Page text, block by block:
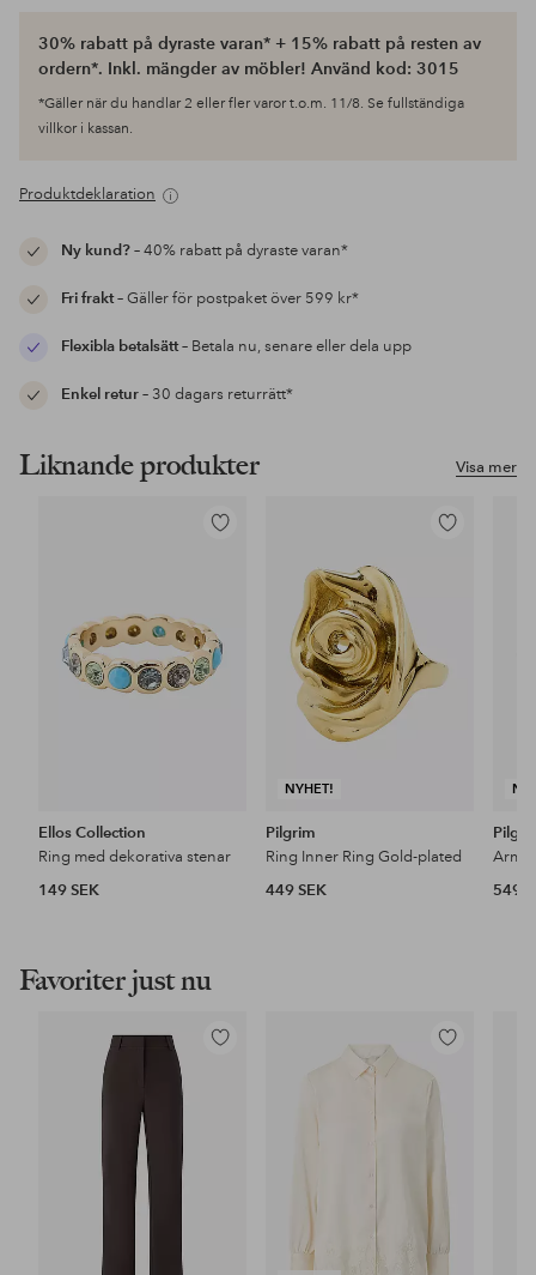
30% rabatt på dyraste varan* + 15% rabatt på resten av
ordern*. Inkl. mängder av möbler! Använd kod: 3015
*Gäller när du handlar 2 eller fler varor t.o.m. 11/8. Se fullständiga
villkor i kassan.
Produktdeklaration
Ny kund?– 40% rabatt på dyraste varan*
Fri frakt– Gäller för postpaket över 599 kr*
Flexibla betalsätt– Betala nu, senare eller dela upp
Enkel retur– 30 dagars returrätt*
Visa mer
Liknande produkter
Lägg
Ellos Collection
Ring med dekorativa stenar
149 SEK
NYHET!
Lägg
Pilgrim
Ring Inner Ring Gold-plated
449 SEK
549
Favoriter just nu
Lägg
Lägg
i